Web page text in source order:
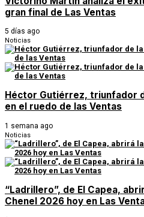
gran final de Las Ventas
5 días ago
Noticias
Héctor Gutiérrez, triunfador
en el ruedo de las Ventas
1 semana ago
Noticias
“Ladrillero”, de El Capea,
Chenel 2026 hoy en Las